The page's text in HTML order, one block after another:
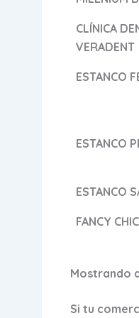
CLÍNICA
VERADENT
ESTANCO
ESTANCO
ESTANCO
FANCY
Mostrando
Si tu